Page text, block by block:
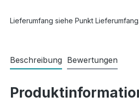
Lieferumfang siehe Punkt
Beschreibung Bewertungen